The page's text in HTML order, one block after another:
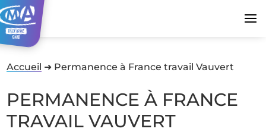
Accueil ➜ Permanence à France travail Vauvert
PERMANENCE À FRANCE
TRAVAIL VAUVERT